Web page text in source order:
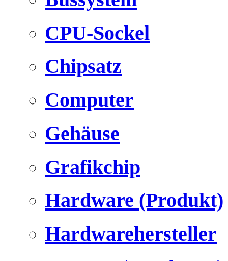
CPU-Sockel
Chipsatz
Computer
Gehäuse
Grafikchip
Hardware (Produkt)
Hardwarehersteller